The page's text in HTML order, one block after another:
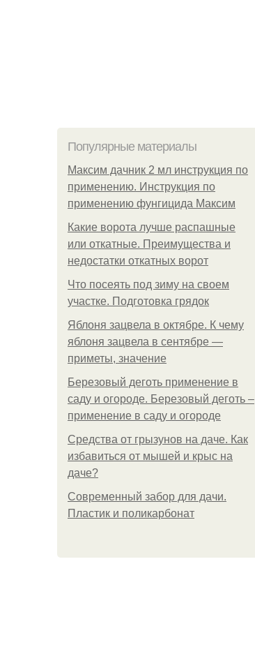
Популярные материалы
Максим дачник 2 мл инструкция по
применению. Инструкция по
применению фунгицида Максим
Какие ворота лучше распашные
или откатные. Преимущества и
недостатки откатных ворот
Что посеять под зиму на своем
участке. Подготовка грядок
Яблоня зацвела в октябре. К чему
яблоня зацвела в сентябре —
приметы, значение
Березовый деготь применение в
саду и огороде. Березовый деготь –
применение в саду и огороде
Средства от грызунов на даче. Как
избавиться от мышей и крыс на
даче?
Современный забор для дачи.
Пластик и поликарбонат